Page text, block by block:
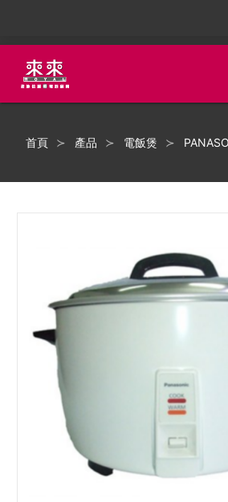
首頁 產品 電飯煲